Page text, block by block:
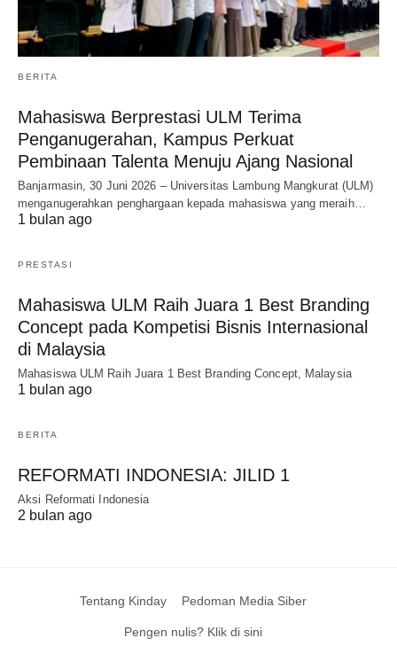
BERITA
Mahasiswa Berprestasi ULM Terima
Penganugerahan, Kampus Perkuat
Pembinaan Talenta Menuju Ajang Nasional
Banjarmasin, 30 Juni 2026 – Universitas Lambung Mangkurat (ULM)
menganugerahkan penghargaan kepada mahasiswa yang meraih…
1 bulan ago
PRESTASI
Mahasiswa ULM Raih Juara 1 Best Branding
Concept pada Kompetisi Bisnis Internasional
di Malaysia
Mahasiswa ULM Raih Juara 1 Best Branding Concept, Malaysia
1 bulan ago
BERITA
REFORMATI INDONESIA: JILID 1
Aksi Reformati Indonesia
2 bulan ago
Tentang Kinday Pedoman Media Siber
Pengen nulis? Klik di sini